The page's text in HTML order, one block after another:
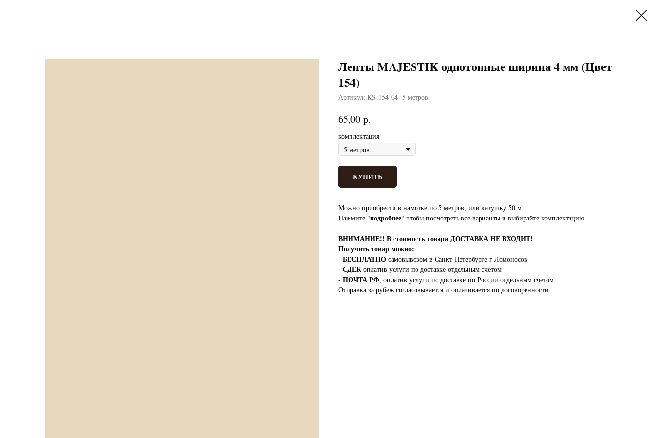
Ленты MAJESTIK однотонные ширина 4 мм (Цвет
154)
Артикул: KS-154-04- 5 метров
65,00 р.
комплектация
КУПИТЬ
Можно приобрести в намотке по 5 метров, или катушку 50 м
Нажмите "подробнее" чтобы посмотреть все варианты и выбирайте комплектацию
ВНИМАНИЕ!! В стоимость товара ДОСТАВКА НЕ ВХОДИТ!
Получить товар можно:
- БЕСПЛАТНО самовывозом в Санкт-Петербурге г Ломоносов
- СДЕК оплатив услуги по доставке отдельным счетом
- ПОЧТА РФ, оплатив услуги по доставке по России отдельным счетом
Отправка за рубеж согласовывается и оплачивается по договоренности.